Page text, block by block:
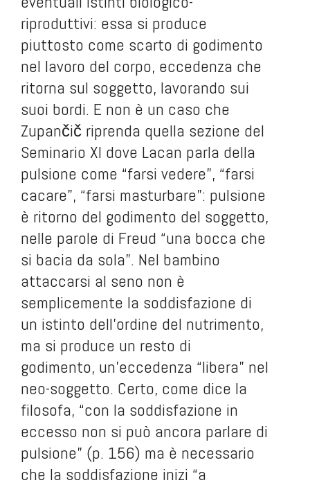
riproduttivi: essa si produce
piuttosto come scarto di godimento
nel lavoro del corpo, eccedenza che
ritorna sul soggetto, lavorando sui
suoi bordi. E non è un caso che
Zupančič riprenda quella sezione del
Seminario XI dove Lacan parla della
pulsione come “farsi vedere”, “farsi
cacare”, “farsi masturbare”: pulsione
è ritorno del godimento del soggetto,
nelle parole di Freud “una bocca che
si bacia da sola”. Nel bambino
attaccarsi al seno non è
semplicemente la soddisfazione di
un istinto dell’ordine del nutrimento,
ma si produce un resto di
godimento, un’eccedenza “libera” nel
neo-soggetto. Certo, come dice la
filosofa, “con la soddisfazione in
eccesso non si può ancora parlare di
pulsione” (p. 156) ma è necessario
che la soddisfazione inizi “a